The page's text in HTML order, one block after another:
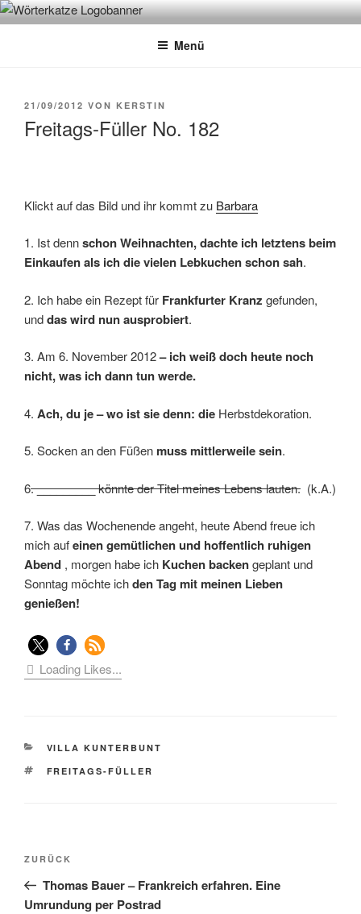
Zum
InhaltWÖRTERKATZE
Von Büchern erzählen
Menü
VERÖFFENTLICHT
21/09/2012 VON KERSTIN
Freitags-Füller No. 182
Klickt auf das Bild und ihr kommt zu Barbara
1. Ist dennschon Weihnachten, dachte ich letztens beim
Einkaufen als ich die vielen Lebkuchen schon sah.
2. Ich habe ein Rezept für Frankfurter Kranz gefunden,
unddas wird nun ausprobiert.
3. Am 6. November 2012– ich weiß doch heute noch
nicht, was ich dann tun werde.
4. Ach, du je – wo ist sie denn: die Herbstdekoration.
5. Socken an den Füßen muss mittlerweile sein.
6._________könnte der Titel meines Lebens lauten. (k.A.)
7. Was das Wochenende angeht, heute Abend freue ich
mich aufeinen gemütlichen und hoffentlich ruhigen
Abend , morgen habe ich Kuchen backengeplant und
Sonntag möchte ichden Tag mit meinen Lieben
genießen!
Loading Likes...
KATEGORIEN
VILLA KUNTERBUNT
SCHLAGWÖRTER
FREITAGS-FÜLLER
Beitragsnavigation
Vorheriger
Beitrag
ZURÜCK
Thomas Bauer – Frankreich erfahren. Eine
Umrundung per Postrad